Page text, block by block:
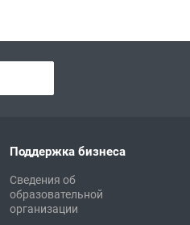
Поддержка бизнеса
Сведения об
образовательной
организации